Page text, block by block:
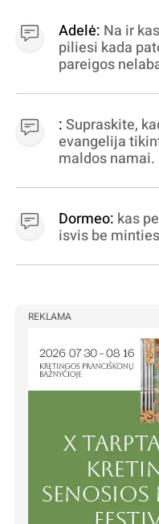
Adelė: Na ir
piliesi kada
pareigos
virpinimas,
dujininkai,
statytojai
:Supraskite,
evangelija
maldos namai.
Dormeo: kas
isvis be
REKLAMA